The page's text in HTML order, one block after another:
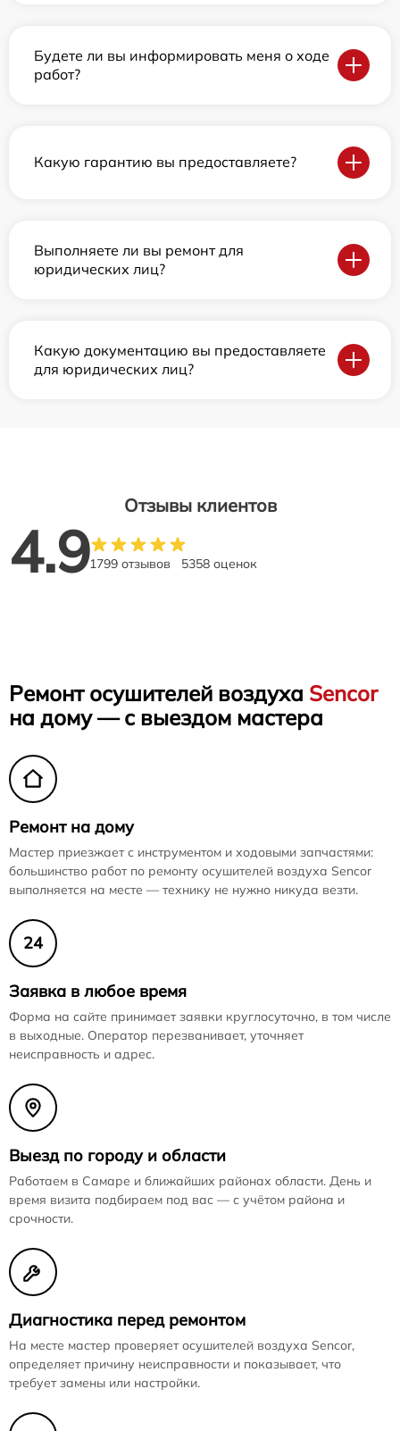
Будете ли вы информировать меня о ходе
работ?
Какую гарантию вы предоставляете?
Выполняете ли вы ремонт для
юридических лиц?
Какую документацию вы предоставляете
для юридических лиц?
Отзывы клиентов
4.91799 отзывов 5358 оценок
Ремонт осушителей воздуха Sencor
на дому — с выездом мастера
Ремонт на дому
Мастер приезжает с инструментом и ходовыми запчастями:
большинство работ по ремонту осушителей воздуха Sencor
выполняется на месте — технику не нужно никуда везти.
24
Заявка в любое время
Форма на сайте принимает заявки круглосуточно, в том числе
в выходные. Оператор перезванивает, уточняет
неисправность и адрес.
Выезд по городу и области
Работаем в Самаре и ближайших районах области. День и
время визита подбираем под вас — с учётом района и
срочности.
Диагностика перед ремонтом
На месте мастер проверяет осушителей воздуха Sencor,
определяет причину неисправности и показывает, что
требует замены или настройки.